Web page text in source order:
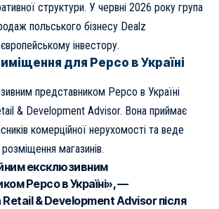
структури. У червні 2026 року група
польського бізнесу Dealz
інвестору.
для Pepco в Україні
представником Pepco в Україні
& Development Advisor. Вона приймає
комерційної нерухомості та веде
магазинів.
ексклюзивним
Pepco в Україні», —
& Development Advisor після